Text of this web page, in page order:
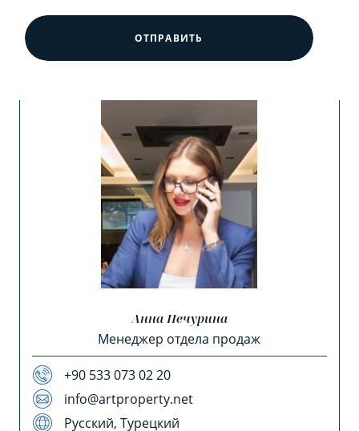
ОТПРАВИТЬ
Анна Печурина
Менеджер отдела продаж
+90 533 073 02 20
info@artproperty.net
Русский, Турецкий